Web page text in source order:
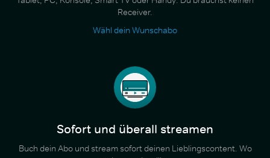
Receiver.
Wähl dein Wunschabo
Sofort und überall streamen
Buch dein Abo und stream sofort deinen Lieblingscontent. Wo